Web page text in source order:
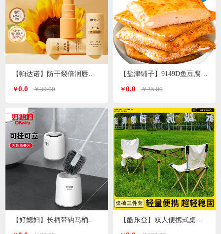
【帕达诺】防干裂倍润唇膏3g/支*2支
￥0.0 ￥39.00
【盐津铺子】9149D鱼豆腐原味360g
￥0.0 ￥35.00